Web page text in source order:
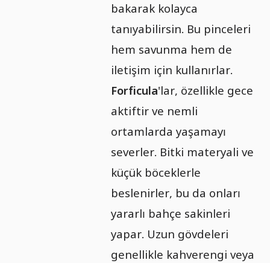
bakarak kolayca
tanıyabilirsin. Bu pinceleri
hem savunma hem de
iletişim için kullanırlar.
Forficula'lar, özellikle gece
aktiftir ve nemli
ortamlarda yaşamayı
severler. Bitki materyali ve
küçük böceklerle
beslenirler, bu da onları
yararlı bahçe sakinleri
yapar. Uzun gövdeleri
genellikle kahverengi veya